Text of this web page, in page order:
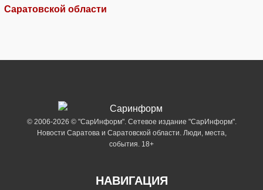
Саратовской области
© 2006-2026 © "СарИнформ". Сетевое издание "СарИнформ".
Новости Саратова и Саратовской области. Люди, места,
события. 18+
НАВИГАЦИЯ